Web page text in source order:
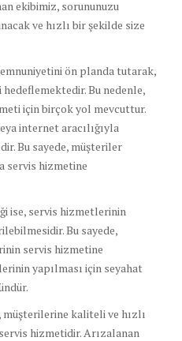
ekibimiz, sorununuzu
ve hızlı bir şekilde size
ön planda tutarak,
Bu nedenle,
için birçok yol mevcuttur.
internet aracılığıyla
Bu sayede, müşteriler
servis hizmetine
ise, servis hizmetlerinin
Bu sayede,
servis hizmetine
yapılması için seyahat
, müşterilerine kaliteli ve hızlı
hizmetidir. Arızalanan